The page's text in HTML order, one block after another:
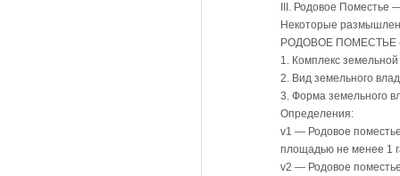
III. Родовое Поместье
Некоторые
РОДОВОЕ ПОМЕСТЬЕ
1. Комплекс
2. Вид земельного
3. Форма земельного
Определения:
v1 — Родовое
площадью не менее 1
v2 — Родовое